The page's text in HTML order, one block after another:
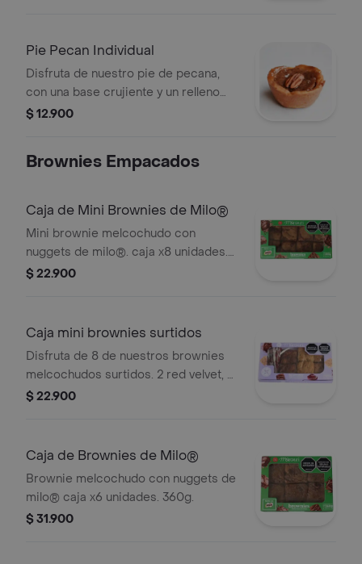
merengue. ¡fresco y perfectamente
Pie Pecan Individual
Disfruta de nuestro pie de pecana,
con una base crujiente y un relleno
denso y dulce, repleto de nueces
$ 12.900
Brownies Empacados
Caja de Mini Brownies de Milo®
Mini brownie melcochudo con
nuggets de milo®. caja x8 unidades.
200g. .
$ 22.900
Caja mini brownies surtidos
Disfruta de 8 de nuestros brownies
melcochudos surtidos. 2 red velvet, 2
extra milo, 2 blondie, 2 clásicos.
$ 22.900
Caja de Brownies de Milo®
Brownie melcochudo con nuggets de
milo® caja x6 unidades. 360g.
$ 31.900